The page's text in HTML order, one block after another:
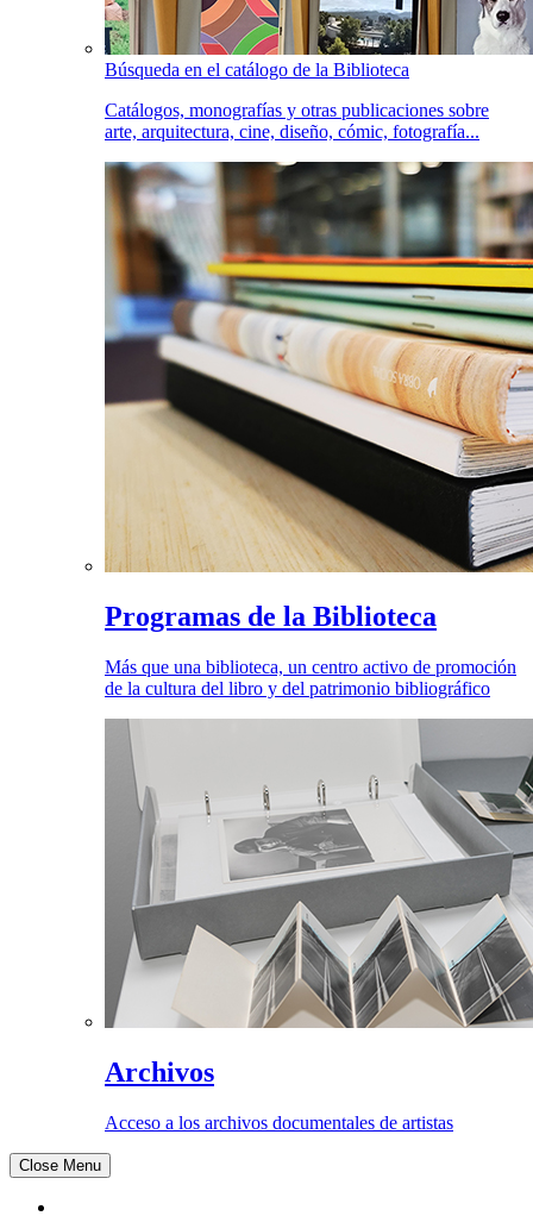
Búsqueda en el catálogo de la Biblioteca
Catálogos, monografías y otras publicaciones sobre
arte, arquitectura, cine, diseño, cómic, fotografía...
Programas de la Biblioteca
Más que una biblioteca, un centro activo de promoción
de la cultura del libro y del patrimonio bibliográfico
Archivos
Acceso a los archivos documentales de artistas
Close Menu